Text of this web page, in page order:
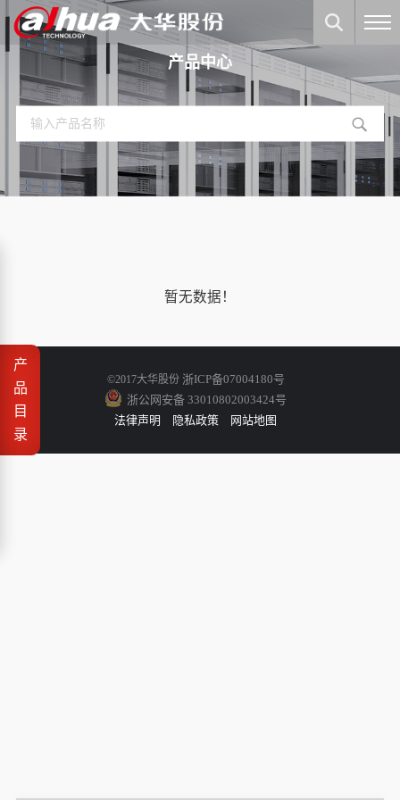
产品中心
产
品
目
录
暂无数据！
©2017大华股份 浙ICP备07004180号
浙公网安备 33010802003424号
法律声明
隐私政策 网站地图